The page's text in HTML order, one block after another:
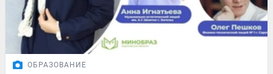
ОБРАЗОВАНИЕ